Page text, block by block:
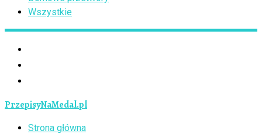
Wszystkie
PrzepisyNaMedal.pl
Strona główna